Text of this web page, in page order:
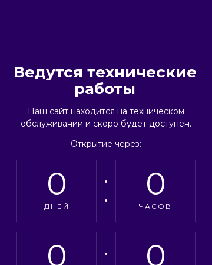
Ведутся технические
работы
Наш сайт находится на техническом
обслуживании и скоро будет доступен.
Открытие через:
0
ДНЕЙ
0
ЧАСОВ
0 0